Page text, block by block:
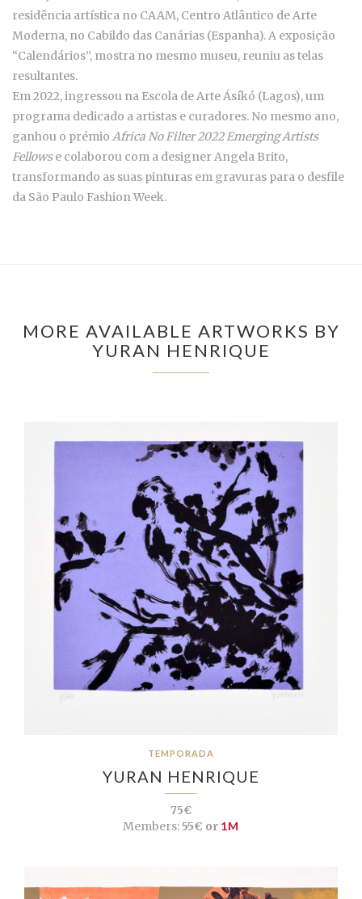
residência artística no CAAM, Centro Atlântico de Arte
Moderna, no Cabildo das Canárias (Espanha). A exposição
“Calendários”, mostra no mesmo museu, reuniu as telas
resultantes.
Em 2022, ingressou na Escola de Arte Ásíkó (Lagos), um
programa dedicado a artistas e curadores. No mesmo ano,
ganhou o prémio Africa No Filter 2022 Emerging Artists
Fellowse colaborou com a designer Angela Brito,
transformando as suas pinturas em gravuras para o desfile
da São Paulo Fashion Week.
MORE AVAILABLE ARTWORKS BY
YURAN HENRIQUE
TEMPORADA
YURAN HENRIQUE
75€
Members:55€ or 1M